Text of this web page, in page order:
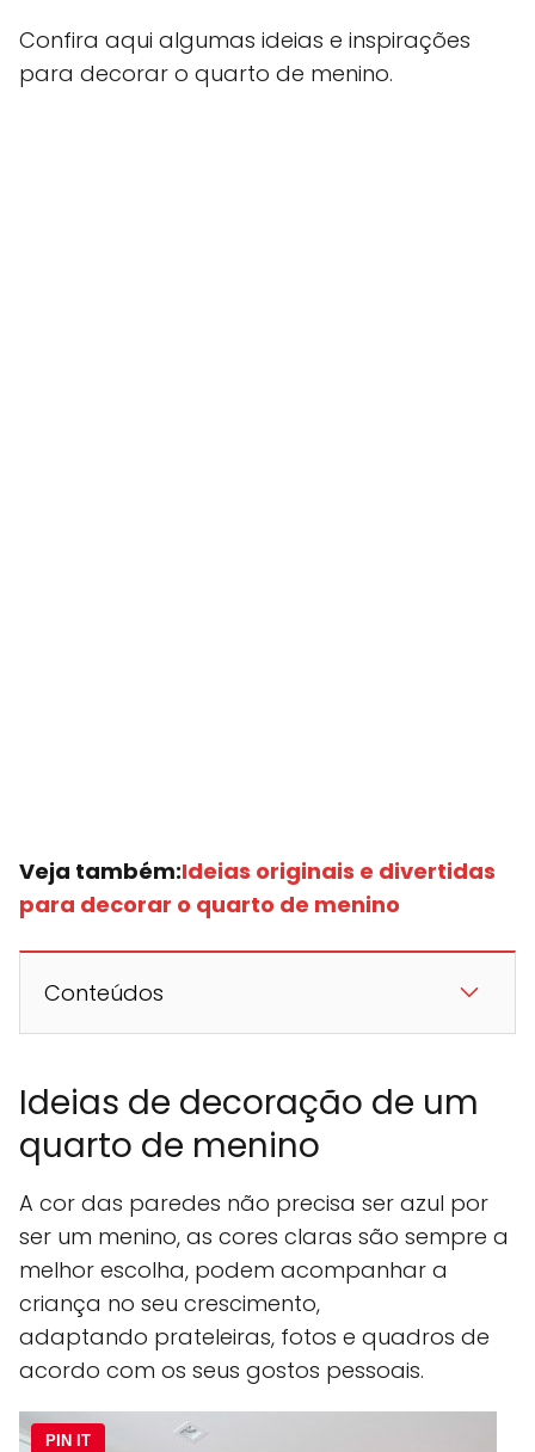
Confira aqui algumas ideias e inspirações
para decorar o quarto de menino.
Veja também:Ideias originais e divertidas
para decorar o quarto de menino
Conteúdos
Ideias de decoração de um
quarto de menino
A cor das paredes não precisa ser azul por
ser um menino, as cores claras são sempre a
melhor escolha, podem acompanhar a
criança no seu crescimento,
adaptando prateleiras, fotos e quadros de
acordo com os seus gostos pessoais.
PIN IT